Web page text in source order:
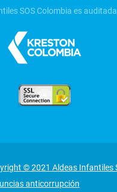
SOS Colombia es
© 2021 Aldeas Infantiles
anticorrupción